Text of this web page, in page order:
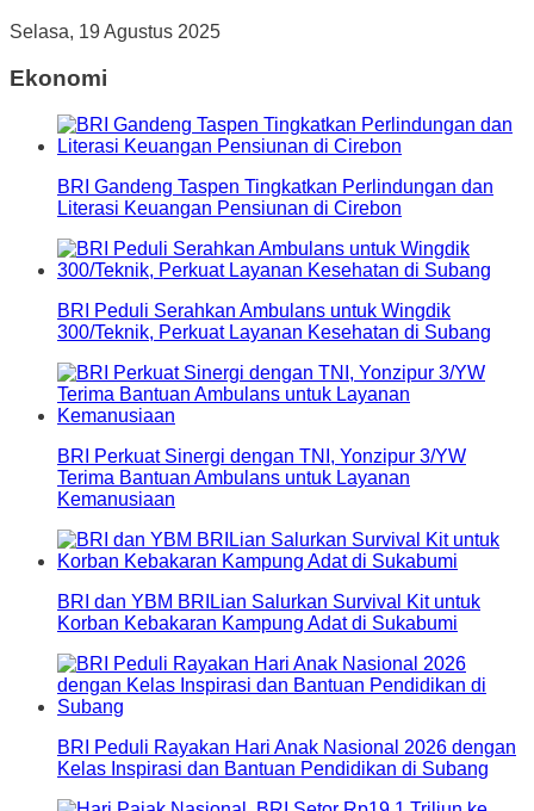
Selasa, 19 Agustus 2025
Ekonomi
BRI Gandeng Taspen Tingkatkan Perlindungan dan
Literasi Keuangan Pensiunan di Cirebon
BRI Peduli Serahkan Ambulans untuk Wingdik
300/Teknik, Perkuat Layanan Kesehatan di Subang
BRI Perkuat Sinergi dengan TNI, Yonzipur 3/YW
Terima Bantuan Ambulans untuk Layanan
Kemanusiaan
BRI dan YBM BRILian Salurkan Survival Kit untuk
Korban Kebakaran Kampung Adat di Sukabumi
BRI Peduli Rayakan Hari Anak Nasional 2026 dengan
Kelas Inspirasi dan Bantuan Pendidikan di Subang